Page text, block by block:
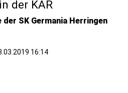
der KAR
SK Germania Herringen
16:14